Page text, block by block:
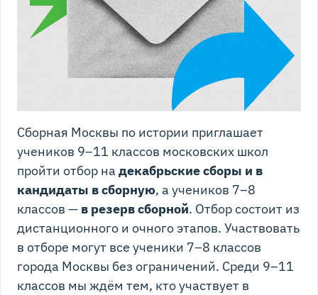
Сборная Москвы по истории приглашает
учеников 9–11 классов московских школ
пройти отбор на декабрьские сборы и в
кандидаты в сборную, а учеников 7–8
классов — в резерв сборной. Отбор состоит из
дистанционного и очного этапов. Участвовать
в отборе могут все ученики 7–8 классов
города Москвы без ограничений. Среди 9–11
классов мы ждём тем, кто участвует в